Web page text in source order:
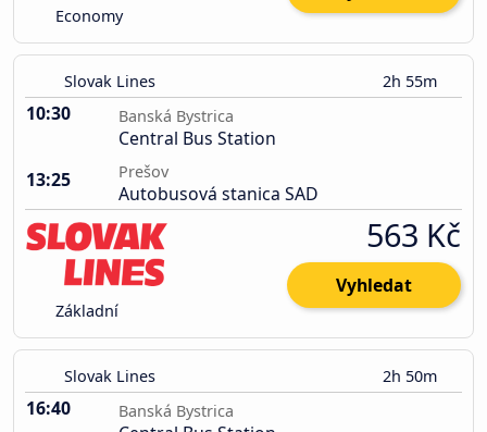
Economy
Slovak Lines 2h 55m
10:30 Banská Bystrica
Central Bus Station
13:25
Prešov
Autobusová stanica SAD
Základní
563 Kč
Vyhledat
Slovak Lines 2h 50m
16:40 Banská Bystrica